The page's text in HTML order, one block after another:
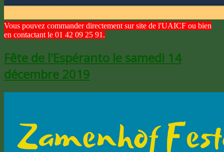
Vous pouvez commander directement sur site de l'UAICF ou bien
en contactant le 01 42 09 25 91.
Fête de l'Espéranto le samedi 14
décembre 2019